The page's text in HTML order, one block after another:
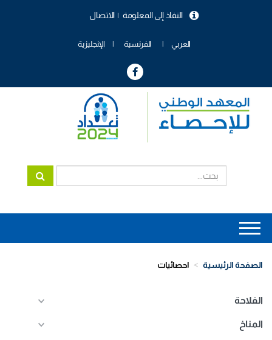
الاتصال النفاذ إلى المعلومة
العربي الفرنسية الإنجليزية
Main
navigation
الصفحة الرئيسية احصائيات
الفلاحة
المناخ